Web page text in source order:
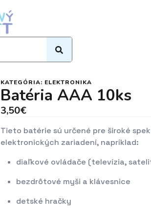
KATEGÓRIA: ELEKTRONIKA
Batéria AAA 10ks
3,50€
Tieto batérie sú určené pre široké
elektronických zariadení, napríklad:
diaľkové ovládače (televízia,
bezdrôtové myši a klávesnice
detské hračky